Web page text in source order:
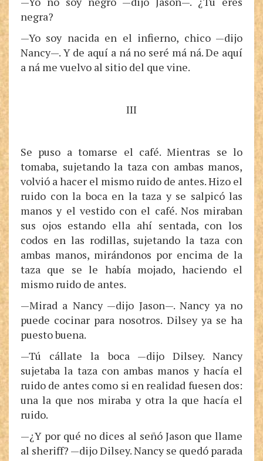
negra?
—Yo soy nacida en el infierno, chico —dijo
Nancy—. Y de aquí a ná no seré má ná. De aquí
a ná me vuelvo al sitio del que vine.
III
Se puso a tomarse el café. Mientras se lo
tomaba, sujetando la taza con ambas manos,
volvió a hacer el mismo ruido de antes. Hizo el
ruido con la boca en la taza y se salpicó las
manos y el vestido con el café. Nos miraban
sus ojos estando ella ahí sentada, con los
codos en las rodillas, sujetando la taza con
ambas manos, mirándonos por encima de la
taza que se le había mojado, haciendo el
mismo ruido de antes.
—Mirad a Nancy —dijo Jason—. Nancy ya no
puede cocinar para nosotros. Dilsey ya se ha
puesto buena.
—Tú cállate la boca —dijo Dilsey. Nancy
sujetaba la taza con ambas manos y hacía el
ruido de antes como si en realidad fuesen dos:
una la que nos miraba y otra la que hacía el
ruido.
—¿Y por qué no dices al señó Jason que llame
al sheriff? —dijo Dilsey. Nancy se quedó parada